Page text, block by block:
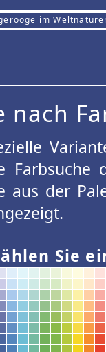
im
nach
Farbsuche
aus der
Sie